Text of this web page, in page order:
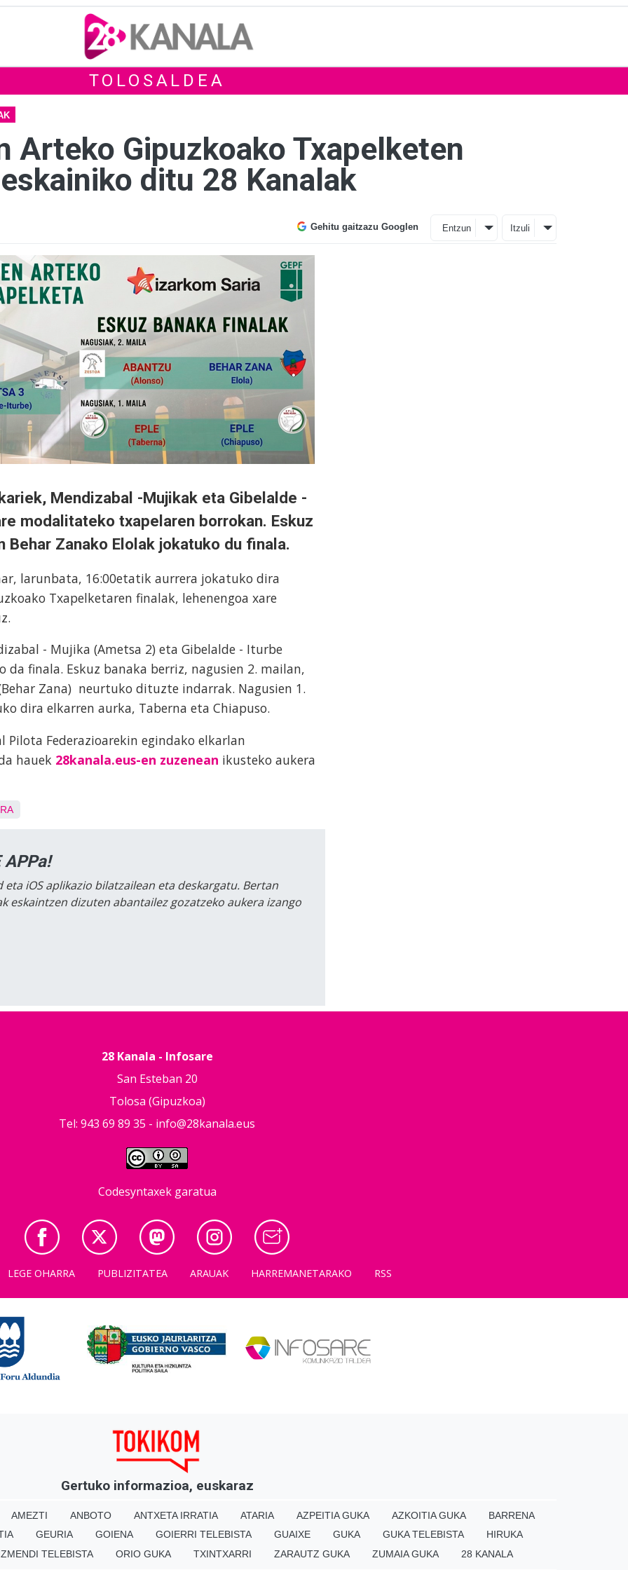
TOLOSALDEA
Arteko Gipuzkoako Txapelketen
ditu 28 Kanalak
Gehitu gaitzazu Googlen Entzun Itzuli
Mendizabal -Mujikak eta Gibelalde -
modalitateko txapelaren borrokan. Eskuz
Behar Zanako Elolak jokatuko du finala.
larunbata, 16:00etatik aurrera jokatuko dira
Txapelketaren finalak, lehenengoa xare
- Mujika (Ametsa 2) eta Gibelalde - Iturbe
da finala. Eskuz banaka berriz, nagusien 2. mailan,
Zana) neurtuko dituzte indarrak. Nagusien 1.
dira elkarren aurka, Taberna eta Chiapuso.
Pilota Federazioarekin egindako elkarlan
hauek 28kanala.eus-en zuzenean ikusteko aukera
APPa!
iOS aplikazio bilatzailean eta deskargatu. Bertan
eskaintzen dizuten abantailez gozatzeko aukera izango
28 Kanala - Infosare
San Esteban 20
Tolosa (Gipuzkoa)
Tel: 943 69 89 35 - info@28kanala.eus
Codesyntaxek garatua
LEGE OHARRA PUBLIZITATEA ARAUAK HARREMANETARAKO RSS
Gertuko informazioa, euskaraz
AMEZTI ANBOTO ANTXETA IRRATIA ATARIA AZPEITIA GUKA AZKOITIA GUKA
BARRENA
GEURIA GOIENA GOIERRI TELEBISTA GUAIXE GUKA GUKA TELEBISTA
HIRUKA
TELEBISTA ORIO GUKA TXINTXARRI ZARAUTZ GUKA ZUMAIA GUKA 28 KANALA